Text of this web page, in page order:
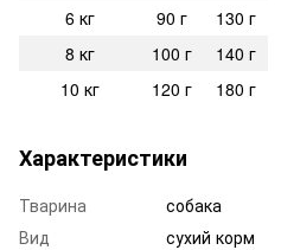
6 кг
90 г
130 г
8 кг
100 г
140 г
10 кг
120 г 180 г
Характеристики
Тварина
собака
Вид
сухий корм